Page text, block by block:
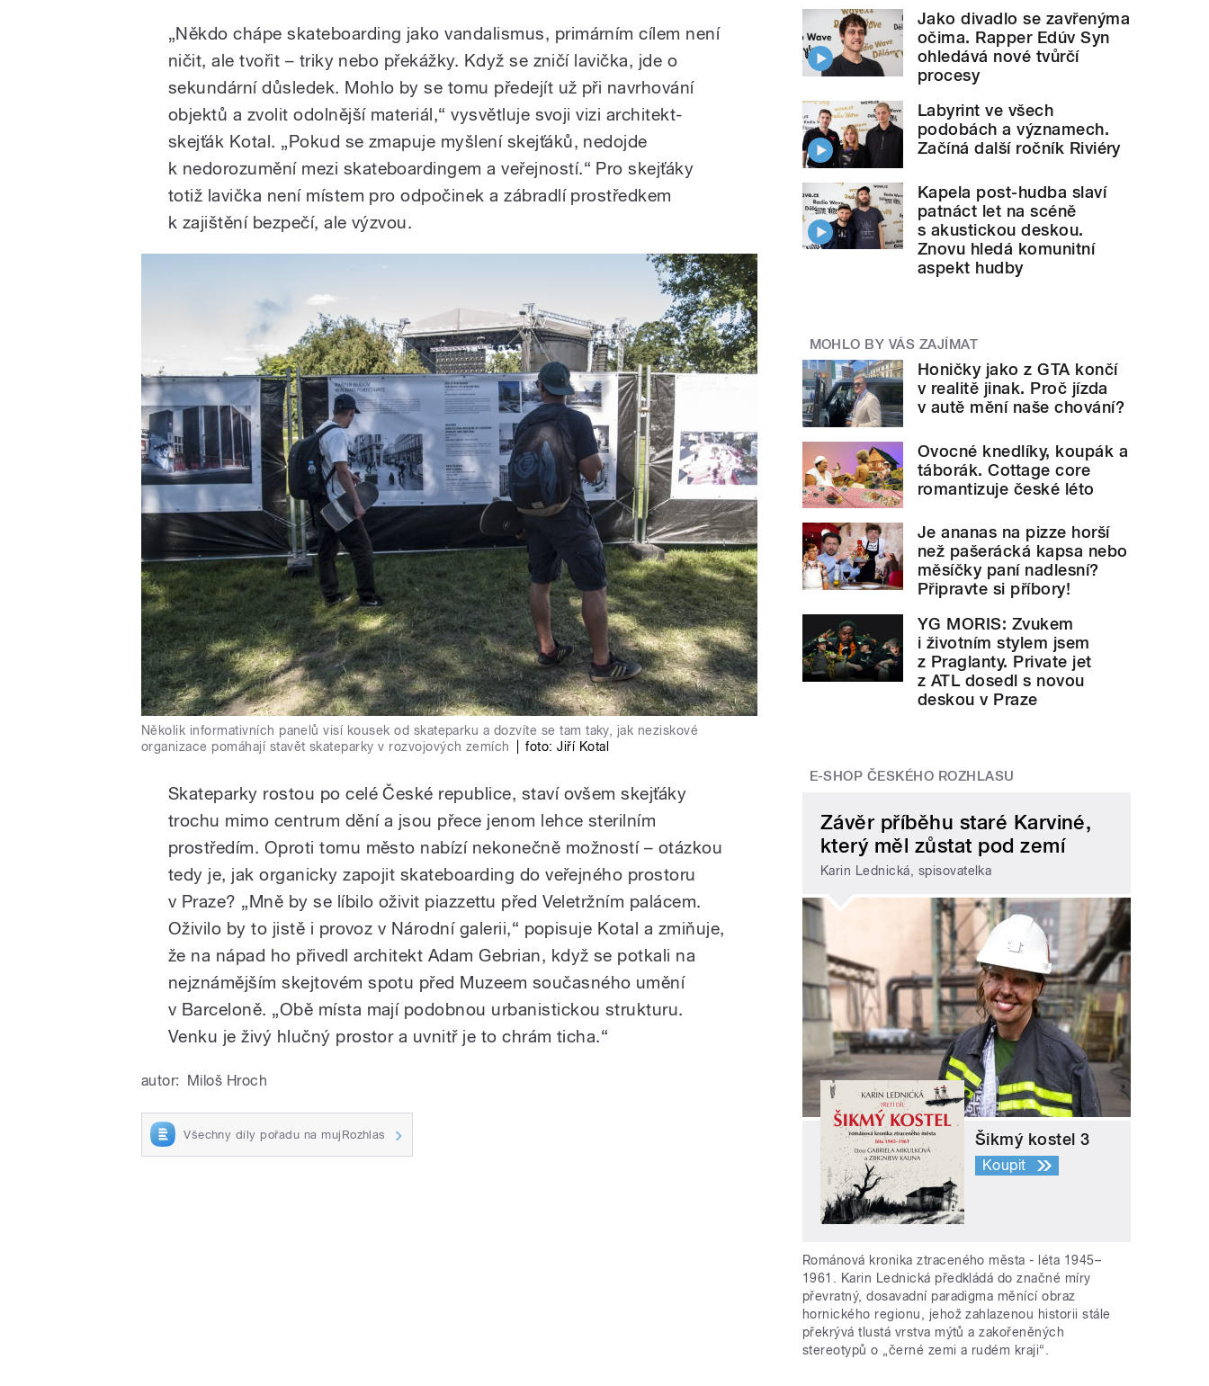
„Někdo chápe skateboarding jako vandalismus, primárním cílem není
ničit, ale tvořit – triky nebo překážky. Když se zničí lavička, jde o
sekundární důsledek. Mohlo by se tomu předejít už při navrhování
objektů a zvolit odolnější materiál,“ vysvětluje svoji vizi architekt-
skejťák Kotal. „Pokud se zmapuje myšlení skejťáků, nedojde
k nedorozumění mezi skateboardingem a veřejností.“ Pro skejťáky
totiž lavička není místem pro odpočinek a zábradlí prostředkem
k zajištění bezpečí, ale výzvou.
Několik informativních panelů visí kousek od skateparku a dozvíte se tam taky, jak neziskové
organizace pomáhají stavět skateparky v rozvojových zemích
foto:Jiří Kotal
Skateparky rostou po celé České republice, staví ovšem skejťáky
trochu mimo centrum dění a jsou přece jenom lehce sterilním
prostředím. Oproti tomu město nabízí nekonečně možností – otázkou
tedy je, jak organicky zapojit skateboarding do veřejného prostoru
v Praze? „Mně by se líbilo oživit piazzettu před Veletržním palácem.
Oživilo by to jistě i provoz v Národní galerii,“ popisuje Kotal a zmiňuje,
že na nápad ho přivedl architekt Adam Gebrian, když se potkali na
nejznámějším skejtovém spotu před Muzeem současného umění
v Barceloně. „Obě místa mají podobnou urbanistickou strukturu.
Venku je živý hlučný prostor a uvnitř je to chrám ticha.“
autor: Miloš Hroch
Všechny díly pořadu na mujRozhlas
Jako divadlo se zavřenýma
očima. Rapper Edúv Syn
ohledává nové tvůrčí
procesy
Labyrint ve všech
podobách a významech.
Začíná další ročník Riviéry
Kapela post-hudba slaví
patnáct let na scéně
s akustickou deskou.
Znovu hledá komunitní
aspekt hudby
MOHLO BY VÁS ZAJÍMAT
Honičky jako z GTA končí
v realitě jinak. Proč jízda
v autě mění naše chování?
Ovocné knedlíky, koupák a
táborák. Cottage core
romantizuje české léto
Je ananas na pizze horší
než pašerácká kapsa nebo
měsíčky paní nadlesní?
Připravte si příbory!
YG MORIS: Zvukem
i životním stylem jsem
z Praglanty. Private jet
z ATL dosedl s novou
deskou v Praze
E-SHOP ČESKÉHO ROZHLASU
Závěr příběhu staré Karviné,
který měl zůstat pod zemí
Karin Lednická, spisovatelka
Šikmý kostel 3
Koupit
Románová kronika ztraceného města - léta 1945–
1961. Karin Lednická předkládá do značné míry
převratný, dosavadní paradigma měnící obraz
hornického regionu, jehož zahlazenou historii stále
překrývá tlustá vrstva mýtů a zakořeněných
stereotypů o „černé zemi a rudém kraji“.